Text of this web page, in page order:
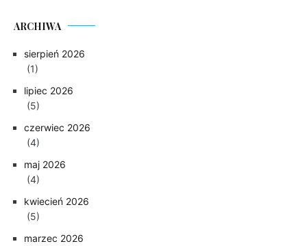
ARCHIWA
sierpień 2026
(1)
lipiec 2026
(5)
czerwiec 2026
(4)
maj 2026
(4)
kwiecień 2026
(5)
marzec 2026